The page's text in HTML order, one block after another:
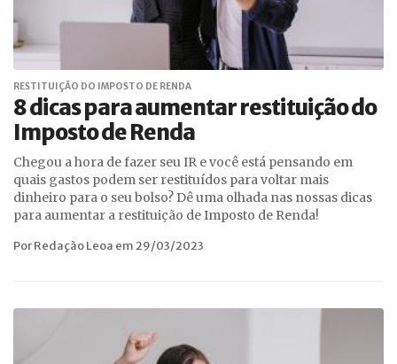
RESTITUIÇÃO DO IMPOSTO DE RENDA
8 dicas para aumentar restituição do
Imposto de Renda
Chegou a hora de fazer seu IR e você está pensando em
quais gastos podem ser restituídos para voltar mais
dinheiro para o seu bolso? Dê uma olhada nas nossas dicas
para aumentar a restituição de Imposto de Renda!
Por Redação Leoa em 29/03/2023